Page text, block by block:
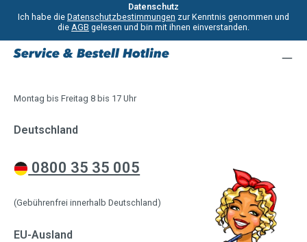
Datenschutz
Ich habe die Datenschutzbestimmungen zur Kenntnis genommen und
die AGB gelesen und bin mit ihnen einverstanden.
Service & Bestell Hotline
Montag bis Freitag 8 bis 17 Uhr
Deutschland
0800 35 35 005
(Gebührenfrei innerhalb Deutschland)
EU-Ausland